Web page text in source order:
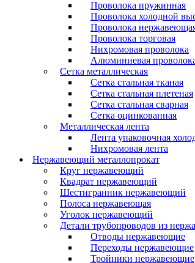
Проволока пружинная
Проволока холодной
Проволока
Проволока торговая
Нихромовая проволока
Алюминиевая
Сетка металлическая
Сетка стальная тканая
Сетка стальная плетеная
Сетка стальная сварная
Сетка оцинкованная
Металлическая лента
Лента упаковочная
Нихромовая лента
Нержавеющий металлопрокат
Круг нержавеющий
Квадрат нержавеющий
Шестигранник нержавеющий
Полоса нержавеющая
Уголок нержавеющий
Детали трубопроводов из
Отводы нержавеющие
Переходы нержавеющие
Тройники нержавеющие